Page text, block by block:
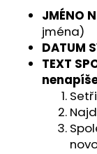
JMÉNO
jména)
DATUM
TEXT